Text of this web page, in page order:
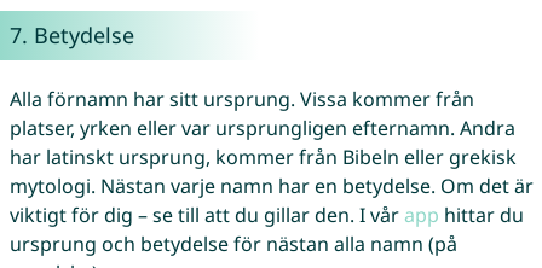
7. Betydelse
Alla förnamn har sitt ursprung. Vissa kommer från
platser, yrken eller var ursprungligen efternamn. Andra
har latinskt ursprung, kommer från Bibeln eller grekisk
mytologi. Nästan varje namn har en betydelse. Om det är
viktigt för dig – se till att du gillar den. I vårapp hittar du
ursprung och betydelse för nästan alla namn (på